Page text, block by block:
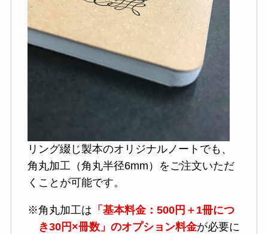
リング綴じ製本のオリジナルノートでも、
角丸加工（角丸半径6mm）をご注文いただ
くことが可能です。
※角丸加工は 「基本料金：500円＋1冊につ
き30円×冊数」のオプション料金が必要に